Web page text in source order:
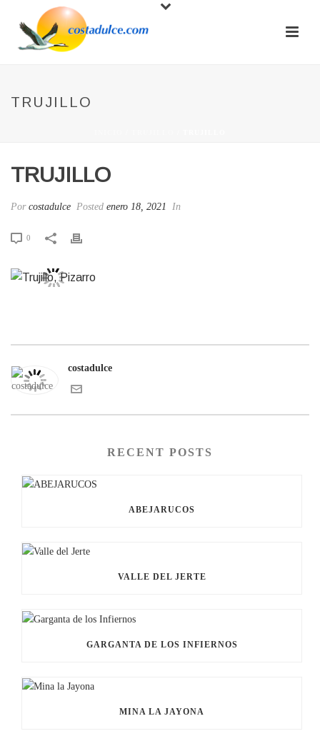
TRUJILLO
TRUJILLO
Por costadulce Posted enero 18, 2021 In
0
costadulce
RECENT POSTS
ABEJARUCOS
VALLE DEL JERTE
GARGANTA DE LOS INFIERNOS
MINA LA JAYONA